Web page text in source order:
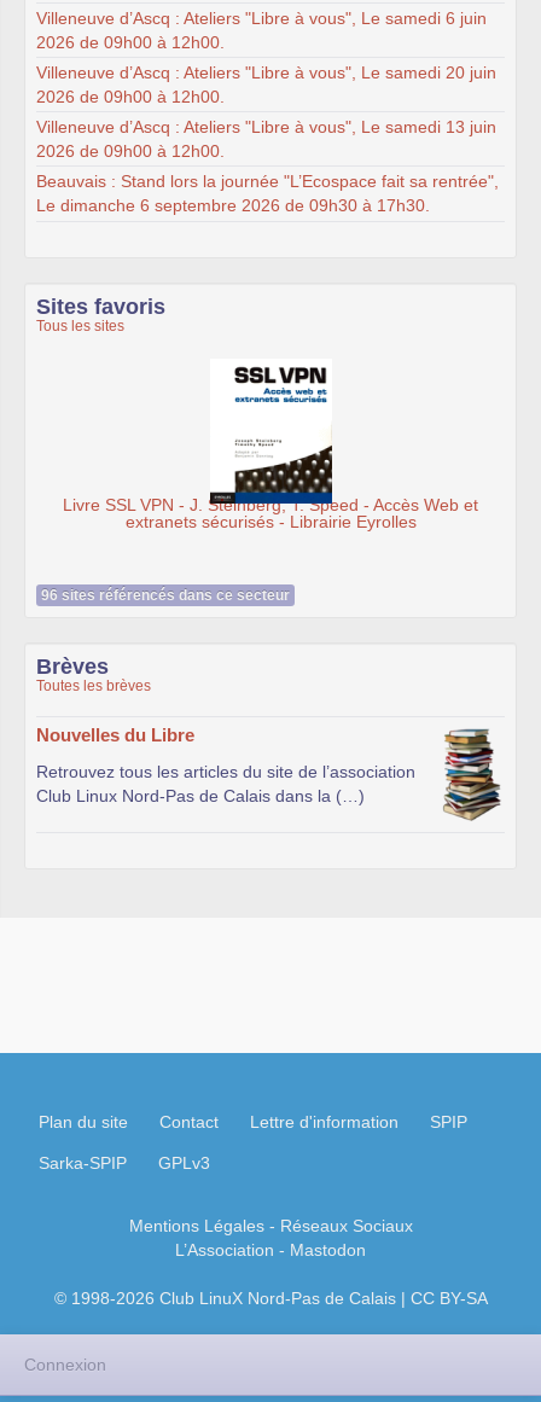
Villeneuve d’Ascq : Ateliers "Libre à vous", Le samedi 6 juin
2026 de 09h00 à 12h00.
Villeneuve d’Ascq : Ateliers "Libre à vous", Le samedi 20 juin
2026 de 09h00 à 12h00.
Villeneuve d’Ascq : Ateliers "Libre à vous", Le samedi 13 juin
2026 de 09h00 à 12h00.
Beauvais : Stand lors la journée "L’Ecospace fait sa rentrée",
Le dimanche 6 septembre 2026 de 09h30 à 17h30.
Sites favoris
Tous les sites
Livre SSL VPN - J. Steinberg, T. Speed - Accès Web et
extranets sécurisés - Librairie Eyrolles
96 sites référencés dans ce secteur
Brèves
Toutes les brèves
Nouvelles du Libre
Retrouvez tous les articles du site de l’association
Club Linux Nord-Pas de Calais dans la (…)
Plan du site Contact Lettre d'information SPIP
Sarka-SPIP GPLv3
Mentions Légales- Réseaux Sociaux
L’Association - Mastodon
© 1998-2026 Club LinuX Nord-Pas de Calais | CC BY-SA
Connexion